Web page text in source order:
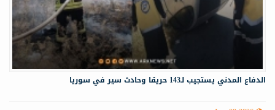
الدفاع المدني يستجيب لـ143 حريقا وحادث سير في سوريا